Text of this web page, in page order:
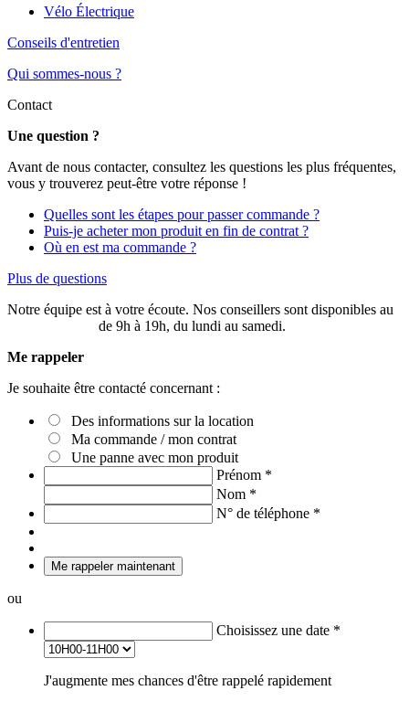
Vélo Électrique
Conseils d'entretien
Qui sommes-nous ?
Contact
Une question ?
Avant de nous contacter, consultez les questions les plus fréquentes,
vous y trouverez peut-être votre réponse !
Quelles sont les étapes pour passer commande ?
Puis-je acheter mon produit en fin de contrat ?
Où en est ma commande ?
Plus de questions
Notre équipe est à votre écoute. Nos conseillers sont disponibles au
de 9h à 19h, du lundi au samedi.
Me rappeler
Je souhaite être contacté concernant :
Des informations sur la location
Ma commande / mon contrat
Une panne avec mon produit
Prénom *
Nom *
N° de téléphone *
Me rappeler maintenant
ou
Choisissez une date *
J'augmente mes chances d'être rappelé rapidement